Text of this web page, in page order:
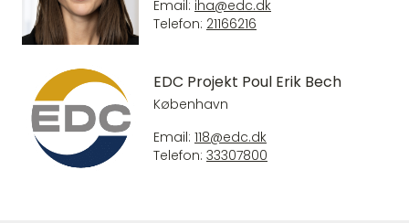
Email: iha@edc.dk
Telefon: 21166216
EDC Projekt Poul Erik Bech
København
Email: 118@edc.dk
Telefon: 33307800